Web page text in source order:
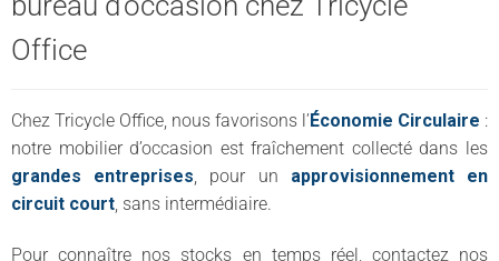
Office
Chez Tricycle Office, nous favorisons l’Économie Circulaire :
notre mobilier d’occasion est fraîchement collecté dans les
grandes entreprises , pour un approvisionnement en
circuit court , sans intermédiaire.
Pour connaître nos stocks en temps réel, contactez nos